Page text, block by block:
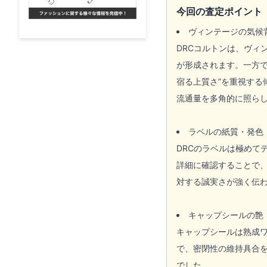
今回の査定ポイント
ヴィンテージの気
DRCコルトンは、ヴィ
が形成されます。一方
宿る上質さ”を重視す
流通量を多角的に照ら
ラベルの紙質・発
DRCのラベルは極めて
詳細に確認することで
対する誠実さが強く伝
キャップシールの
キャップシールは熟成
で、密閉性の維持具合
でした。